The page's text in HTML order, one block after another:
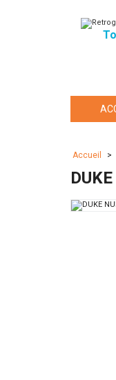
Accueil >